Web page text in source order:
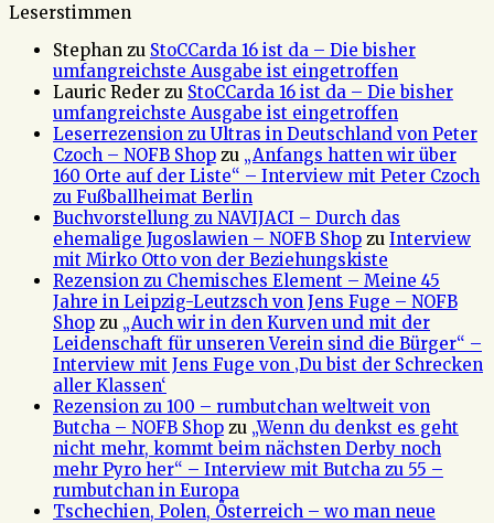
Leserstimmen
Stephan zu StoCCarda 16 ist da – Die bisher
umfangreichste Ausgabe ist eingetroffen
Lauric Reder zu StoCCarda 16 ist da – Die bisher
umfangreichste Ausgabe ist eingetroffen
Leserrezension zu Ultras in Deutschland von Peter
Czoch – NOFB Shop zu „Anfangs hatten wir über
160 Orte auf der Liste“ – Interview mit Peter Czoch
zu Fußballheimat Berlin
Buchvorstellung zu NAVIJACI – Durch das
ehemalige Jugoslawien – NOFB Shop zu Interview
mit Mirko Otto von der Beziehungskiste
Rezension zu Chemisches Element – Meine 45
Jahre in Leipzig-Leutzsch von Jens Fuge – NOFB
Shop zu „Auch wir in den Kurven und mit der
Leidenschaft für unseren Verein sind die Bürger“ –
Interview mit Jens Fuge von ‚Du bist der Schrecken
aller Klassen‘
Rezension zu 100 – rumbutchan weltweit von
Butcha – NOFB Shop zu „Wenn du denkst es geht
nicht mehr, kommt beim nächsten Derby noch
mehr Pyro her“ – Interview mit Butcha zu 55 –
rumbutchan in Europa
Tschechien, Polen, Österreich – wo man neue